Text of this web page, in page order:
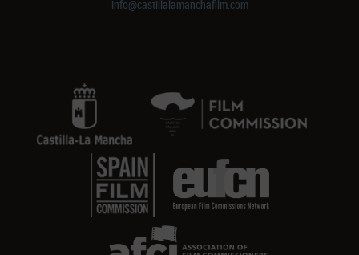
info@castillalamanchafilm.com